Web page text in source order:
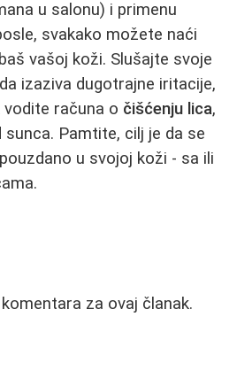
u salonu) i primenu
svakako možete naći
vašoj koži. Slušajte svoje
izaziva dugotrajne iritacije,
vodite računa o čišćenju lica,
Pamtite, cilj je da se
u svojoj koži - sa ili
za ovaj članak.